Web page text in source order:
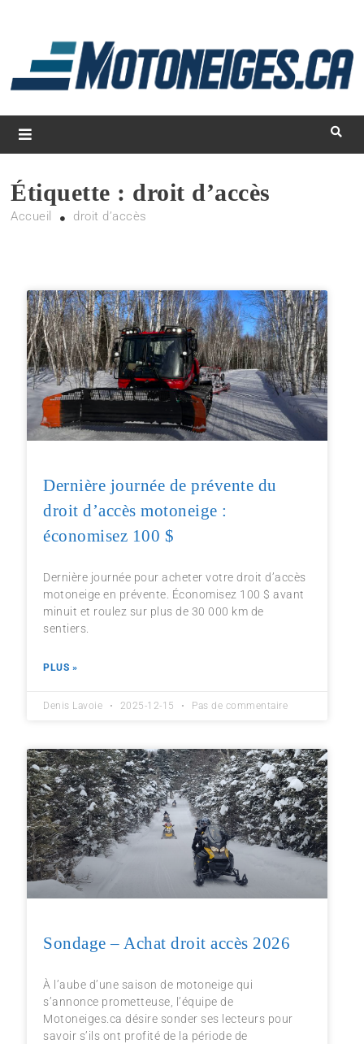
Magazine Motoneiges.ca
Étiquette : droit d’accès
Accueil droit d’accès
Dernière journée de prévente du
droit d’accès motoneige :
économisez 100 $
Dernière journée pour acheter votre droit d’accès
motoneige en prévente. Économisez 100 $ avant
minuit et roulez sur plus de 30 000 km de
sentiers.
PLUS »
Denis Lavoie 2025-12-15 Pas de commentaire
Sondage – Achat droit accès 2026
À l’aube d’une saison de motoneige qui
s’annonce prometteuse, l’équipe de
Motoneiges.ca désire sonder ses lecteurs pour
savoir s’ils ont profité de la période de